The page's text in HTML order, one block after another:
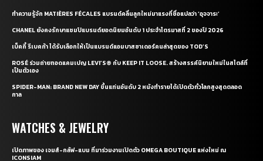
ทำความรู้จัก MATIÈRES FÉCALES แบรนด์คลื่นลูกใหม่มาแรงที่ชื่อแปลว่า ‘อุจจาระ’
CHANEL ยังคงรักษาแชมป์แบรนด์ยอดนิยมอันดับ 1 ประจำไตรมาสที่ 2 ของปี 2026
เบ็คกี้ รีเบคก้า ได้รับเลือกให้เป็นแบรนด์แอมบาสซาเดอร์คนล่าสุดของ TOD’S
ROSÉ ร่วมถ่ายทอดแคมเปญ LEVI’S® กับ KEEP IT LOOSE. สร้างสรรค์นิยามใหม่ในสไตล์ที่
เป็นตัวเอง
SPIDER-MAN: BRAND NEW DAY ขึ้นแท่นอันดับ 2 หนังทำรายได้เปิดตัวทั่วโลกสูงสุดตลอด
กาล
WATCHES & JEWELRY
เปิดภาพของ เจมส์-กลัฟ-แบม ที่มาร่วมงานเปิดตัว OMEGA BOUTIQUE แห่งใหม่ ณ
ICONSIAM